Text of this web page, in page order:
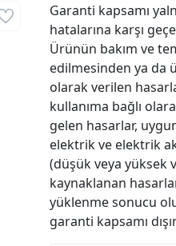
Garanti kapsamı
hatalarına karşı
Ürünün bakım ve
edilmesinden ya da
olarak verilen
kullanıma bağlı
gelen hasarlar,
elektrik ve elektrik
(düşük veya yüksek
kaynaklanan
yüklenme sonucu
garanti kapsamı